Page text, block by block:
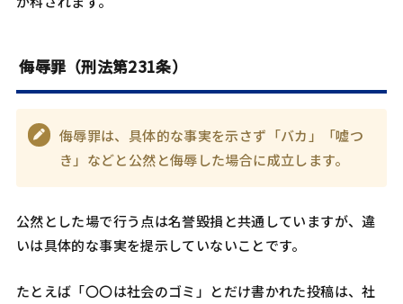
侮辱罪（刑法第231条）
侮辱罪は、具体的な事実を示さず「バカ」「嘘つ
き」などと公然と侮辱した場合に成立します。
公然とした場で行う点は名誉毀損と共通していますが、違
いは具体的な事実を提示していないことです。
たとえば「〇〇は社会のゴミ」とだけ書かれた投稿は、社